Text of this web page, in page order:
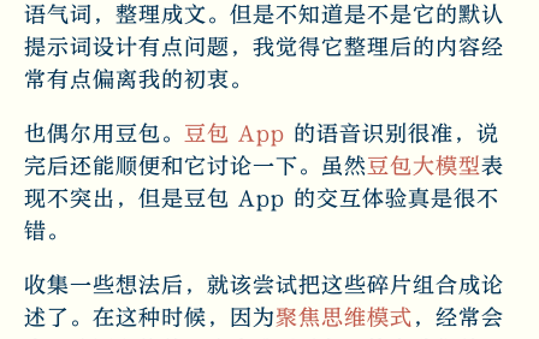
语气词，整理成文。但是不知道是不是它的默认
提示词设计有点问题，我觉得它整理后的内容经
常有点偏离我的初衷。
也偶尔用豆包。 豆包 App 的语音识别很准，说
完后还能顺便和它讨论一下。虽然豆包大模型表
现不突出，但是豆包 App 的交互体验真是很不
错。
收集一些想法后，就该尝试把这些碎片组合成论
述了。在这种时候，因为聚焦思维模式，经常会